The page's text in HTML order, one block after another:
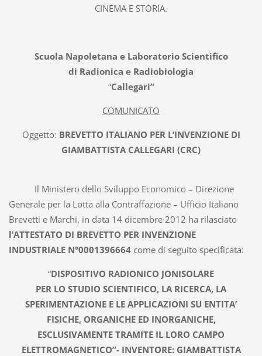
CINEMA E STORIA.
Scuola Napoletana e Laboratorio Scientifico
di Radionica e Radiobiologia
“Callegari”
COMUNICATO
Oggetto: BREVETTO ITALIANO PER L’INVENZIONE DI
GIAMBATTISTA CALLEGARI (CRC)
Il Ministero dello Sviluppo Economico – Direzione
Generale per la Lotta alla Contraffazione – Ufficio Italiano
Brevetti e Marchi, in data 14 dicembre 2012 ha rilasciato
l’ATTESTATO DI BREVETTO PER INVENZIONE
INDUSTRIALE N°0001396664come di seguito specificata:
“DISPOSITIVO RADIONICO JONISOLARE
PER LO STUDIO SCIENTIFICO, LA RICERCA, LA
SPERIMENTAZIONE E LE APPLICAZIONI SU ENTITA’
FISICHE, ORGANICHE ED INORGANICHE,
ESCLUSIVAMENTE TRAMITE IL LORO CAMPO
ELETTROMAGNETICO”- INVENTORE: GIAMBATTISTA